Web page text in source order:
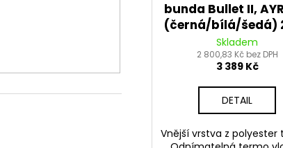
bunda Bullet II,
(černá/bílá/šedá)
Skladem
2 800,83 Kč bez DPH
3 389 Kč
DETAIL
Vnější vrstva z polyester